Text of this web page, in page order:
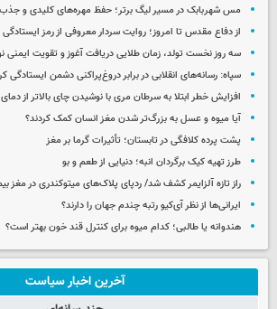
مس شهربابک در مسیر لیگ برتر؛ حفظ مهره‌های کلیدی و جذب
از دفاع مقدس تا امروز؛ روایت سردار معروفی از رمز
سه روز نخست تولد، زمان طلایی دریافت آغوز و تقویت ایمنی
سپاه: رسانه‌های انقلابی در برابر دروغ‌پراکنی دشمن ایستادگی
افزایش خطر ابتلا به سرطان مری با نوشیدن چای بالاتر از دمای ۶۵ درجه
آیا میوه و عسل به بزرگ‌تر شدن مغز انسان کمک کردند؟
پشت پرده کلافگی در تابستان؛ تأثیرات گرما بر مغز
طرز تهیه کیک برگردان انبه؛ دنیایی از طعم و بو
راز تازه آلزایمر کشف شد/ ردپای پلاک‌های میتوکندری در مغز
ایرانی‌ها از نظر آی‌کیو رتبه چندم جهان را دارند؟
هندوانه یا طالبی؛ کدام‌ میوه برای کنترل قند خون بهتر است؟
آخرین اخبار سیاست